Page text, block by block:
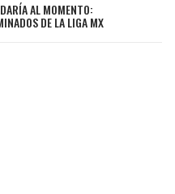
AL MOMENTO:
DE LA LIGA MX